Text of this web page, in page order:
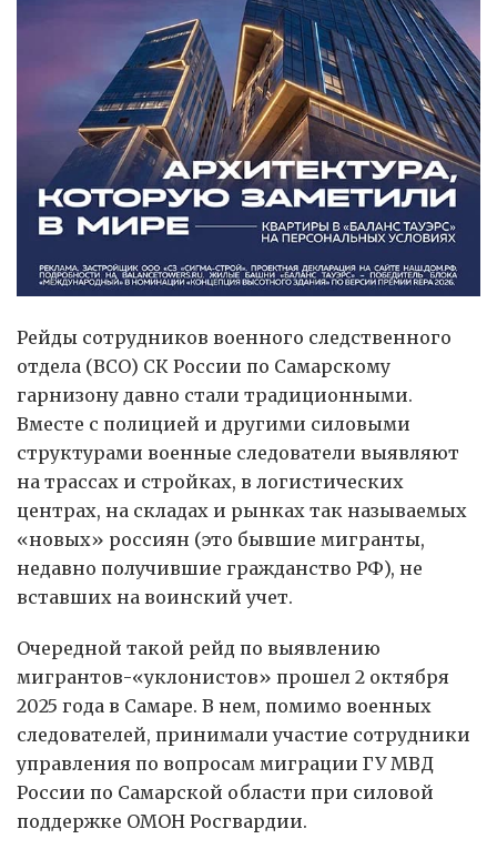
Рейды сотрудников военного следственного
отдела (ВСО) СК России по Самарскому
гарнизону давно стали традиционными.
Вместе с полицией и другими силовыми
структурами военные следователи выявляют
на трассах и стройках, в логистических
центрах, на складах и рынках так называемых
«новых» россиян (это бывшие мигранты,
недавно получившие гражданство РФ), не
вставших на воинский учет.
Очередной такой рейд по выявлению
мигрантов-«уклонистов» прошел 2 октября
2025 года в Самаре. В нем, помимо военных
следователей, принимали участие сотрудники
управления по вопросам миграции ГУ МВД
России по Самарской области при силовой
поддержке ОМОН Росгвардии.